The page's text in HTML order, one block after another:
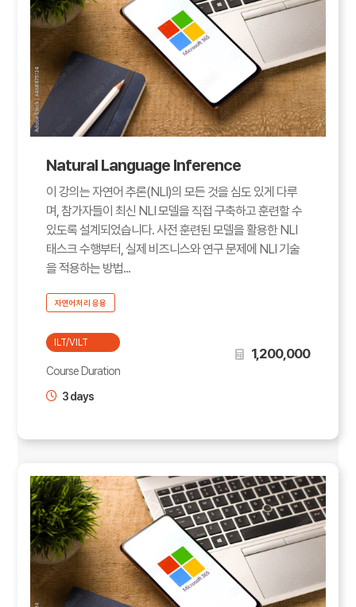
Natural Language Inference
이 강의는 자연어 추론(NLI)의 모든 것을 심도 있게 다루
며, 참가자들이 최신 NLI 모델을 직접 구축하고 훈련할 수
있도록 설계되었습니다. 사전 훈련된 모델을 활용한 NLI
태스크 수행부터, 실제 비즈니스와 연구 문제에 NLI 기술
을 적용하는 방법...
자연어처리 응용
ILT/VILT
Course Duration
3 days
1,200,000